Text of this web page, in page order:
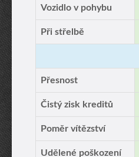
Vozidlo v pohybu
Při střelbě
Přesnost
Čistý zisk kreditů
Poměr vítězství
Udělené poškození